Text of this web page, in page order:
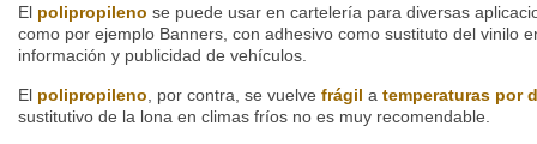
El polipropileno se puede usar en cartelería para diversas
como por ejemplo Banners, con adhesivo como sustituto del vinilo
información y publicidad de vehículos.
El polipropileno , por contra, se vuelve frágil a temperaturas por
sustitutivo de la lona en climas fríos no es muy recomendable.